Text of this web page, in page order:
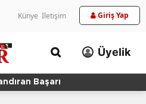
Künye İletişim Giriş Yap
Üyelik
Başarı